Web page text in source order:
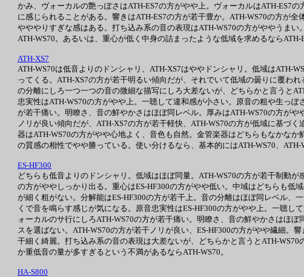
かみ、ヴォーカルの艶っぽさはATH-ES7の方がやや上。ヴォーカルはATH-ES7
に感じられることがある。響きはATH-ES7の方が若干豊か。ATH-WS70の方が
やややりすぎな感はある。打ち込み系の音の表現はATH-WS70の方がややうま
ATH-WS70。あるいは、重心が低く中身の詰まったような低域を求めるなら
ATH-XS7
ATH-WS70は低音よりのドンシャリ、ATH-XS7はややドンシャリ。低域はATH-
ってくる。ATH-XS7の方が若干明るい傾向だが、それでいて低域の曇りに覆わ
の分離にしろ一つ一つの音の微細な描写にしろ大差ないが、どちらかと言うと
忠実性はATH-WS70の方がやや上。一聴して違和感が小さい。原音の粗や生っ
が若干痛い。明瞭さ、音の鮮やかさはほぼ同レベル。厚みはATH-WS70の方が
ノリが良い傾向だが、ATH-XS7の方が若干軽快、ATH-WS70の方が低域に基づ
器はATH-WS70の方がやや心地よく、音色も自然。金管楽器はどちらもなかな
の質感の相性でやや勝っている。使い分けるなら、基本的にはATH-WS70、
ES-HF300
どちらも低音よりのドンシャリ。低域はほぼ同量。ATH-WS70の方が若干制動
の方がややしっかり出る。重心はES-HF300の方がやや低い。中域はどちらも低
が細く粗がない。分解能はES-HF300の方が若干上。音の分離はほぼ同レベル、
くで音を鳴らす感じが気になる。原音忠実性はES-HF300の方がやや上。一聴
ォーカルのサ行にしろATH-WS70の方が若干痛い。明瞭さ、音の鮮やかさはほ
スを選ばない。ATH-WS70の方が若干ノリが良い、ES-HF300の方がやや繊細。
干細く綺麗。打ち込み系の音の表現は大差ないが、どちらかと言うとATH-
か重低音の量が多すぎるという不満があるならATH-WS70。
HA-S800